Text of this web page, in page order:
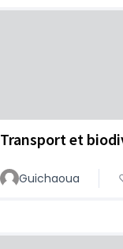
Transport et
Guichaoua